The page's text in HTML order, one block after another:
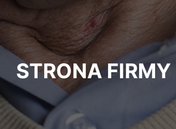
STRONA FIRMY